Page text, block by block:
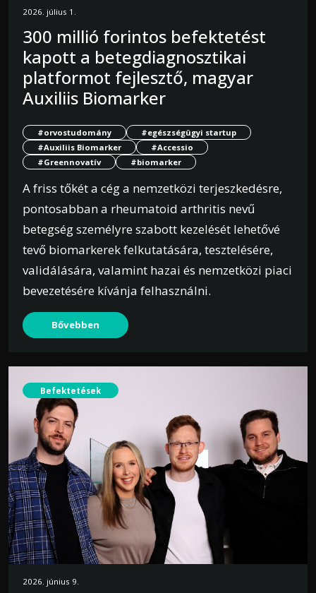
2026. július 1.
300 millió forintos befektetést
kapott a betegdiagnosztikai
platformot fejlesztő, magyar
Auxiliis Biomarker
#orvostudomány
#egészségügyi startup
#Auxiliis Biomarker
#Accessio
#Greennovatív
#biomarker
A friss tőkét a cég a nemzetközi terjeszkedésre,
pontosabban a rheumatoid arthritis nevű
betegség személyre szabott kezelését lehetővé
tevő biomarkerek felkutatására, tesztelésére,
validálására, valamint hazai és nemzetközi piaci
bevezetésére kívánja felhasználni.
Bővebben
Befektetések
2026. június 9.